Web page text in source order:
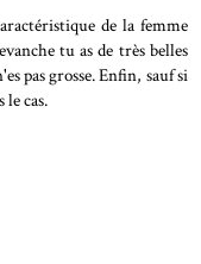
de la femme
tu as de très belles
pas grosse. Enfin, sauf si
le cas.